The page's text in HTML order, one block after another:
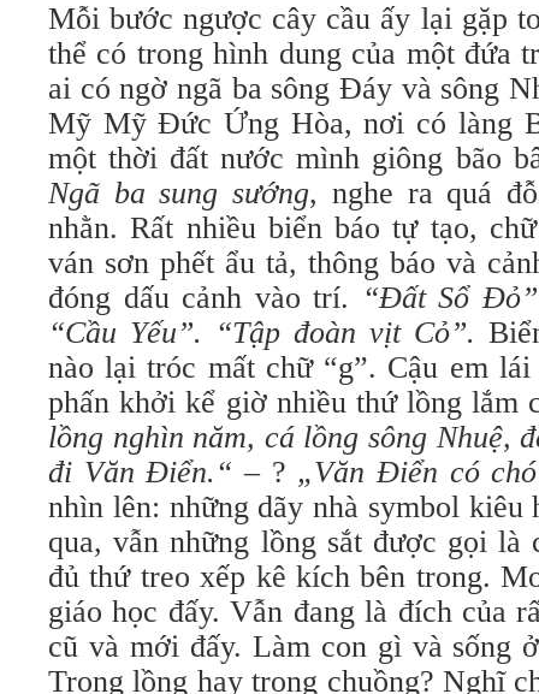
Mỗi bước ngược cây cầu ấy lại gặp
thể có trong hình dung của một đứa
ai có ngờ ngã ba sông Đáy và sông
Mỹ Mỹ Đức Ứng Hòa, nơi có làng
một thời đất nước mình giông bão
Ngã ba sung sướng, nghe ra quá
nhằn. Rất nhiều biển báo tự tạo,
ván sơn phết ẩu tả, thông báo và
đóng dấu cảnh vào trí. “Đất Sổ
“Cầu Yếu”. “Tập đoàn vịt Cỏ”.
nào lại tróc mất chữ “g”. Cậu em
phấn khởi kể giờ nhiều thứ lồng lắm
lồng nghìn năm, cá lồng sông Nhuệ,
đi Văn Điển.“ – ? „Văn Điển có
nhìn lên: những dãy nhà symbol kiêu
qua, vẫn những lồng sắt được gọi là
đủ thứ treo xếp kê kích bên trong.
giáo học đấy. Vẫn đang là đích của
cũ và mới đấy. Làm con gì và sống
Trong lồng hay trong chuồng? Nghĩ